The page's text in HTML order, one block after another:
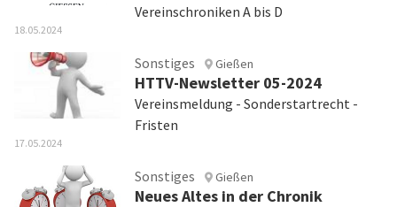
Vereinschroniken A bis D
18.05.2024
Sonstiges Gießen
HTTV-Newsletter 05-2024
Vereinsmeldung - Sonderstartrecht -
Fristen
17.05.2024
Sonstiges Gießen
Neues Altes in der Chronik